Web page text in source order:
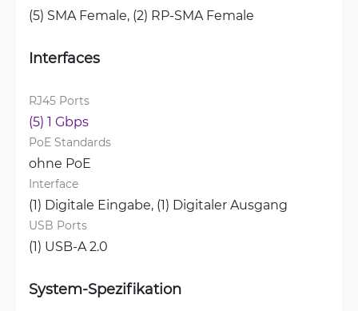
(5) SMA Female, (2) RP-SMA Female
Interfaces
RJ45 Ports
(5) 1 Gbps
PoE Standards
ohne PoE
Interface
(1) Digitale Eingabe, (1) Digitaler Ausgang
USB Ports
(1) USB-A 2.0
System-Spezifikation